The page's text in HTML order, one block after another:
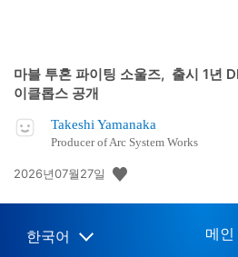
마블 투혼 파이팅 소울즈, 출시 1년
이클롭스 공개
Takeshi Yamanaka
Producer of Arc System Works
공
일:
2026년07월27일
Select
Current
한국어 메인